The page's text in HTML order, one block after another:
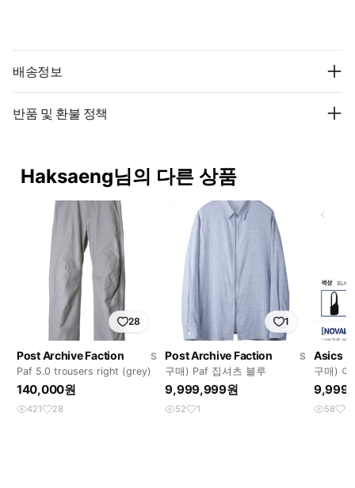
배송정보
반품 및 환불 정책
Haksaeng님의 다른 상품
28
Post Archive Faction
S
Paf 5.0 trousers right (grey)
140,000원
421 28
1
Post Archive Faction
S
구매) Paf 집셔츠 블루
9,999,999원
52 1
Asics
구매)
구합니다
58 1